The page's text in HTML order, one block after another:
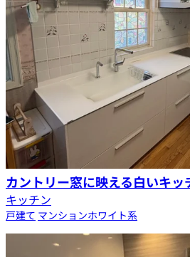
カントリー窓に映える白いキ
キッチン
戸建て マンションホワイト系